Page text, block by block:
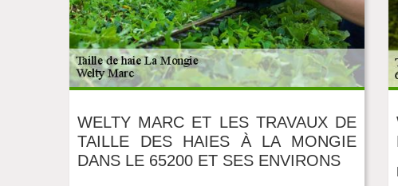
WELTY MARC ET LES TRAVAUX DE
TAILLE DES HAIES À LA MONGIE
DANS LE 65200 ET SES ENVIRONS